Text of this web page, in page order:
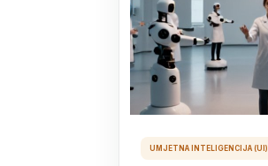
UMJETNA INTELIGENCIJA (UI)